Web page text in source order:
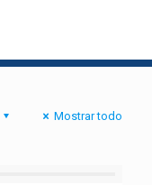
Mostrar todo